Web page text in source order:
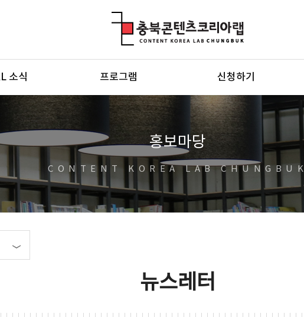
소식 프로그램 신청하기
홍보마당
CONTENT KOREA LAB CHUNGBUK
뉴스레터